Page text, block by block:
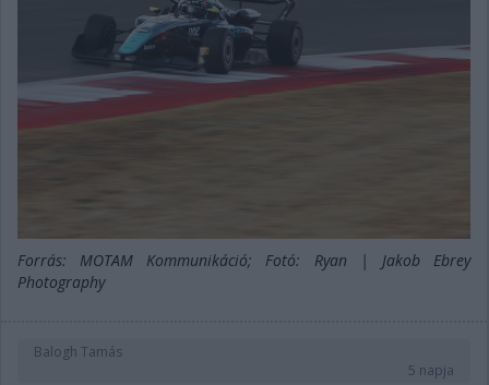
Forrás: MOTAM Kommunikáció; Fotó: Ryan | Jakob Ebrey
Photography
Balogh Tamás
5 napja